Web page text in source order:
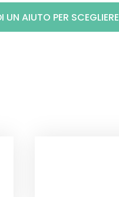
AIUTO PER SCEGLIERE